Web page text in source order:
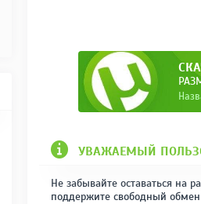
УВАЖАЕМЫЙ
Не забывайте оставаться на
поддержите свободный